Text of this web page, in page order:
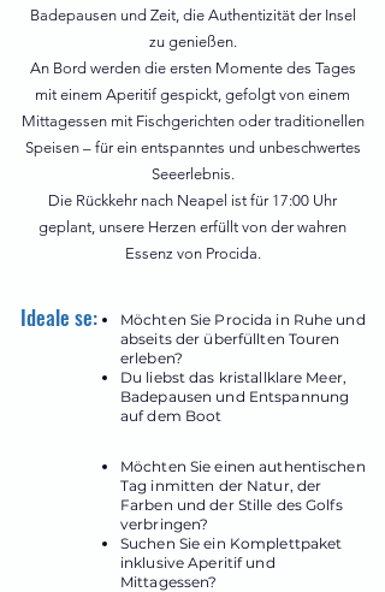
Badepausen und Zeit, die Authentizität der Insel
zu genießen.
An Bord werden die ersten Momente des Tages
mit einem Aperitif gespickt, gefolgt von einem
Mittagessen mit Fischgerichten oder traditionellen
Speisen – für ein entspanntes und unbeschwertes
Seeerlebnis.
Die Rückkehr nach Neapel ist für 17:00 Uhr
geplant, unsere Herzen erfüllt von der wahren
Essenz von Procida.
Ideale se:
Möchten Sie Procida in Ruhe und
abseits der überfüllten Touren
erleben?
Du liebst das kristallklare Meer,
Badepausen und Entspannung
auf dem Boot
Möchten Sie einen authentischen
Tag inmitten der Natur, der
Farben und der Stille des Golfs
verbringen?
Suchen Sie ein Komplettpaket
inklusive Aperitif und
Mittagessen?